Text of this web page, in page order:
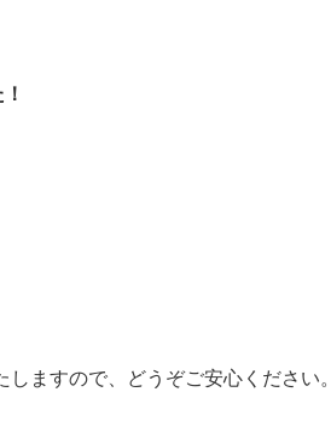
ますので、どうぞご安心ください。